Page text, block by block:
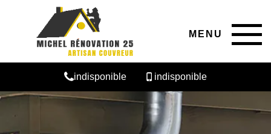
MENU
indisponible indisponible